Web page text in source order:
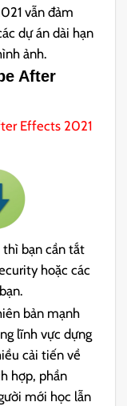
vẫn đảm
dự án dài hạn
ảnh.
After
Effects 2021
thì bạn cần tắt
hoặc các
bản mạnh
lĩnh vực dựng
cải tiến về
hợp, phần
mới học lẫn